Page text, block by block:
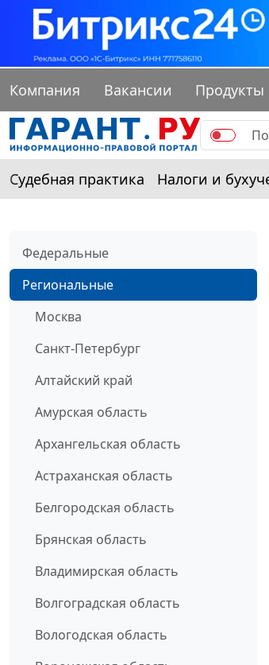
Компания Вакансии Продукты
Судебная практика Налоги и
Федеральные
Региональные
Москва
Санкт-Петербург
Алтайский край
Амурская область
Архангельская область
Астраханская область
Белгородская область
Брянская область
Владимирская область
Волгоградская область
Вологодская область